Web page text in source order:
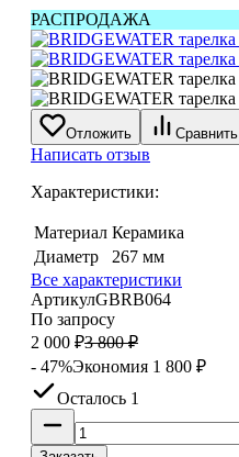
РАСПРОДАЖА
Отложить Сравнить
Написать отзыв
Характеристики:
Материал Керамика
Диаметр
267 мм
Все характеристики
АртикулGBRB064
По запросу
2 000 ₽3 800 ₽
- 47%Экономия 1 800 ₽
Осталось 1